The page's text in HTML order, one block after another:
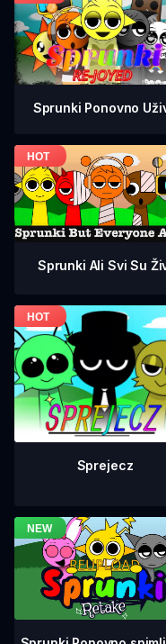
Sprunki Ponovno
Sprunki Ali Svi Su
Sprejecz